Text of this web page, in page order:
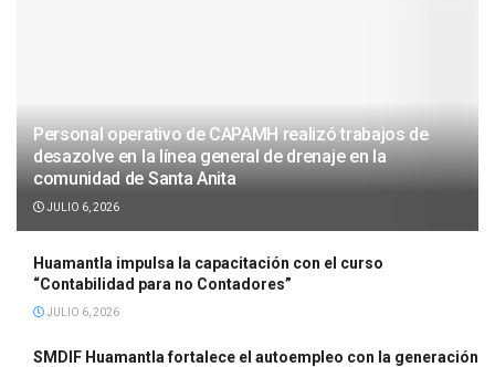
Personal operativo de CAPAMH realizó trabajos de
desazolve en la línea general de drenaje en la
comunidad de Santa Anita
JULIO 6, 2026
Huamantla impulsa la capacitación con el curso
“Contabilidad para no Contadores”
JULIO 6, 2026
SMDIF Huamantla fortalece el autoempleo con la generación